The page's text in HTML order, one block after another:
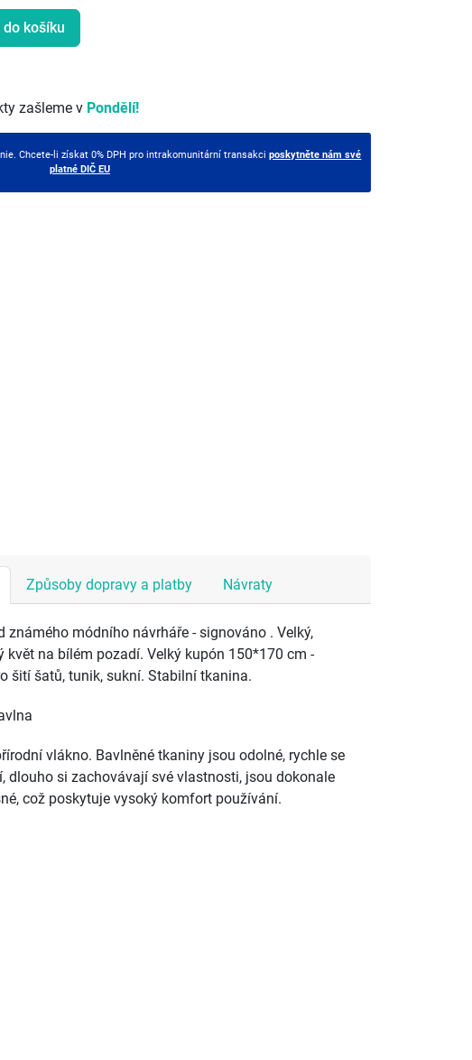
košíku
zašleme v Pondělí!
Chcete-li získat 0% DPH pro intrakomunitární transakciposkytněte nám své
platné DIČ EU
Způsoby dopravy a platby Návraty
známého módního návrháře - signováno . Velký,
květ na bílém pozadí. Velký kupón 150*170 cm -
šití šatů, tunik, sukní. Stabilní tkanina.
vlákno. Bavlněné tkaniny jsou odolné, rychle se
dlouho si zachovávají své vlastnosti, jsou dokonale
což poskytuje vysoký komfort používání.